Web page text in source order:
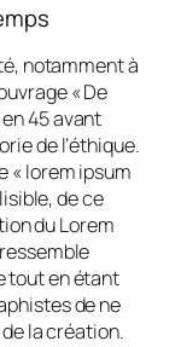
notamment à
« De
45 avant
de l’éthique.
« lorem ipsum
de ce
du Lorem
tout en étant
de ne
la création.